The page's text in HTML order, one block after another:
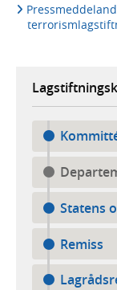
Statens
Remiss